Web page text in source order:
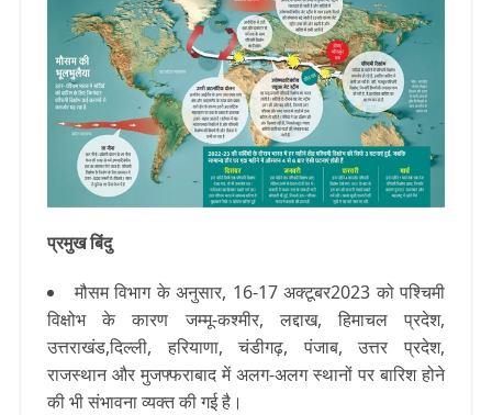
प्रमुख बिंदु
मौसम विभाग के अनुसार, 16-17 अक्टूबर2023 को पश्चिमी
विक्षोभ के कारण जम्मू-कश्मीर, लद्दाख, हिमाचल प्रदेश,
उत्तराखंड,दिल्ली, हरियाणा, चंडीगढ़, पंजाब, उत्तर प्रदेश,
राजस्थान और मुजफ्फराबाद में अलग-अलग स्थानों पर बारिश होने
की भी संभावना व्यक्त की गई है।